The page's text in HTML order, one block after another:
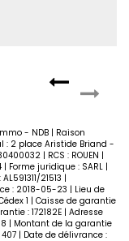
- NDB | Raison
: 2 place Aristide Briand -
| RCS : ROUEN |
Forme juridique : SARL |
21513 |
: 2018-05-23 | Lieu de
1 | Caisse de garantie
: 172182E | Adresse
| Montant de la garantie
| Date de délivrance :